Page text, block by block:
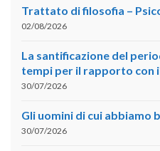
Trattato di filosofia –
02/08/2026
La santificazione del
tempi per il rapporto con
30/07/2026
Gli uomini di cui abbiamo
30/07/2026